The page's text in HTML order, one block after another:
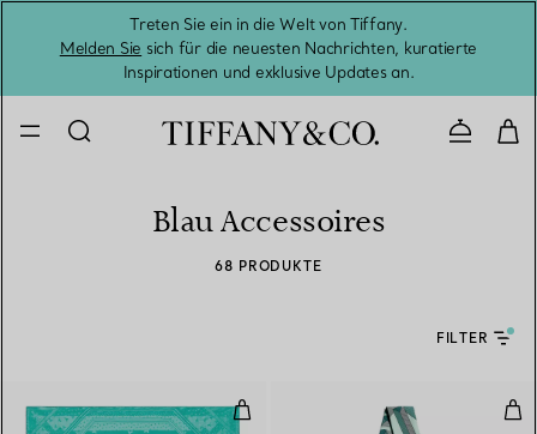
Treten Sie ein in die Welt von Tiffany.
Melden Sie sich für die neuesten Nachrichten, kuratierte
Inspirationen und exklusive Updates an.
Blau Accessoires
68 PRODUKTE
FILTER
Quadratischer Schal mit